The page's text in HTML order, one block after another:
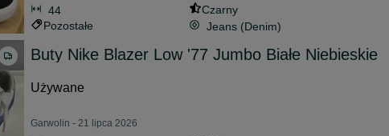
44
Czarny
Pozostałe
Jeans (Denim)
Buty Nike Blazer Low '77 Jumbo Białe Niebieskie
Używane
Garwolin - 21 lipca 2026